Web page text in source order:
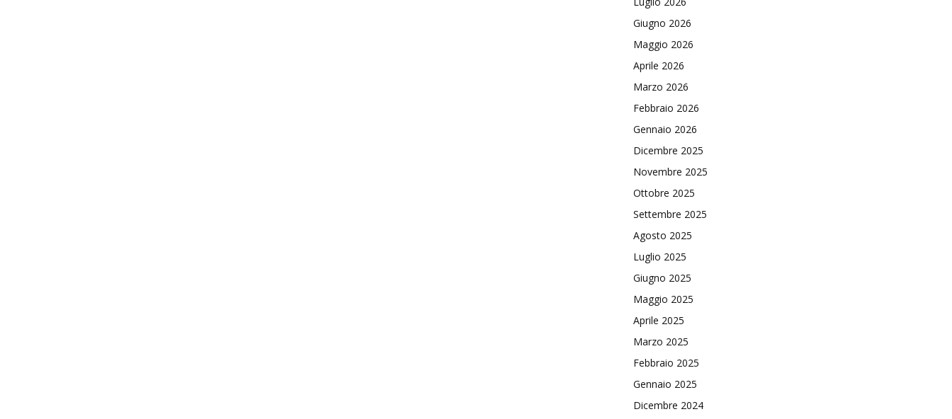
Giugno 2026
Maggio 2026
Aprile 2026
Marzo 2026
Febbraio 2026
Gennaio 2026
Dicembre 2025
Novembre 2025
Ottobre 2025
Settembre 2025
Agosto 2025
Luglio 2025
Giugno 2025
Maggio 2025
Aprile 2025
Marzo 2025
Febbraio 2025
Gennaio 2025
Dicembre 2024